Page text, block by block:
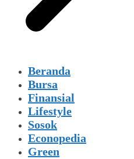
Beranda
Bursa
Finansial
Lifestyle
Sosok
Econopedia
Green